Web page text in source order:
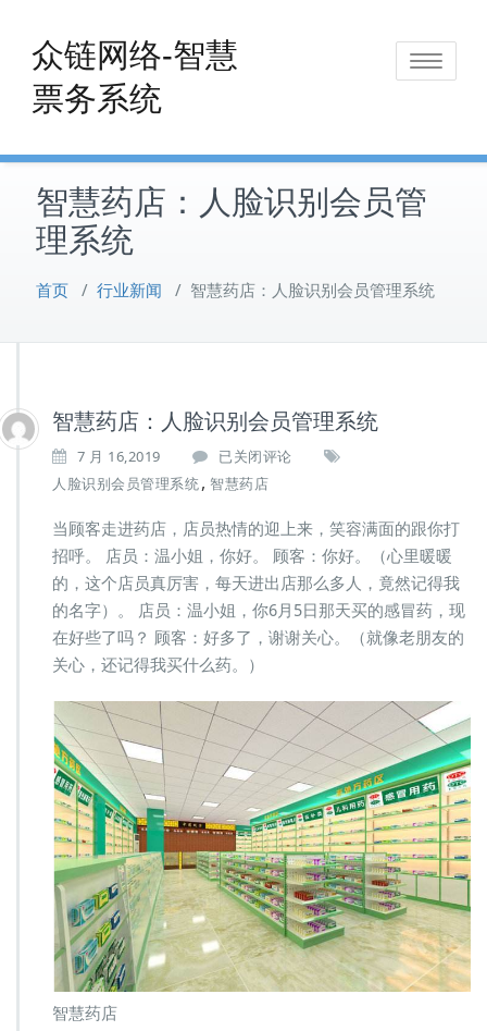
content
众链网络-智慧
票务系统
Toggle
智慧药店：人脸识别会员管
理系统
首页 / 行业新闻 / 智慧药店：人脸识别会员管理系统
智慧药店：人脸识别会员管理系统
7 月 16,2019
智
慧
店：
人
脸
识
别
会
员
管
系
已关闭评论
人脸识别会员管理系统, 智慧药店
当顾客走进药店，店员热情的迎上来，笑容满面的跟你打
招呼。 店员：温小姐，你好。 顾客：你好。（心里暖暖
的，这个店员真厉害，每天进出店那么多人，竟然记得我
的名字）。 店员：温小姐，你6月5日那天买的感冒药，现
在好些了吗？ 顾客：好多了，谢谢关心。（就像老朋友的
关心，还记得我买什么药。）
智慧药店